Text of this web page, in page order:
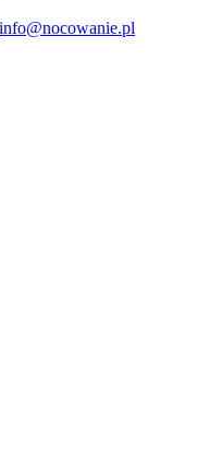
info@nocowanie.pl